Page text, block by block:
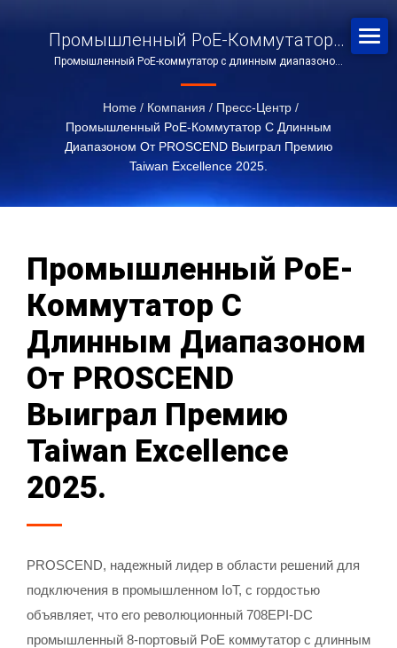
Промышленный PoE-Коммутатор С
Длинным Диапазоном От
PROSCEND Выиграл Премию
Taiwan Excellence 2025.
Промышленный PoE-коммутатор с длинным диапазоном
Home / Компания / Пресс-Центр /
Промышленный PoE-Коммутатор С Длинным
Диапазоном От PROSCEND Выиграл Премию
Taiwan Excellence 2025.
Промышленный PoE-
Коммутатор С
Длинным Диапазоном
От PROSCEND
Выиграл Премию
Taiwan Excellence
2025.
PROSCEND, надежный лидер в области решений для
подключения в промышленном IoT, с гордостью
объявляет, что его революционный 708EPI-DC
промышленный 8-портовый PoE коммутатор с длинным